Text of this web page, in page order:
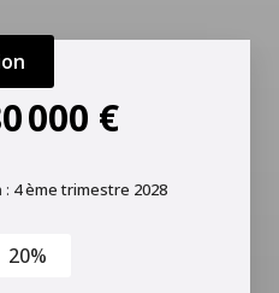
000 €
: 4 ème trimestre 2028
20%